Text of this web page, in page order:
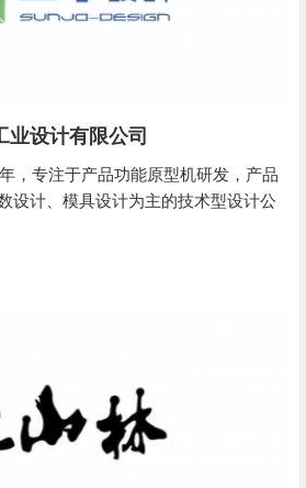
业设计有限公司
，专注于产品功能原型机研发，产品
设计、模具设计为主的技术型设计公